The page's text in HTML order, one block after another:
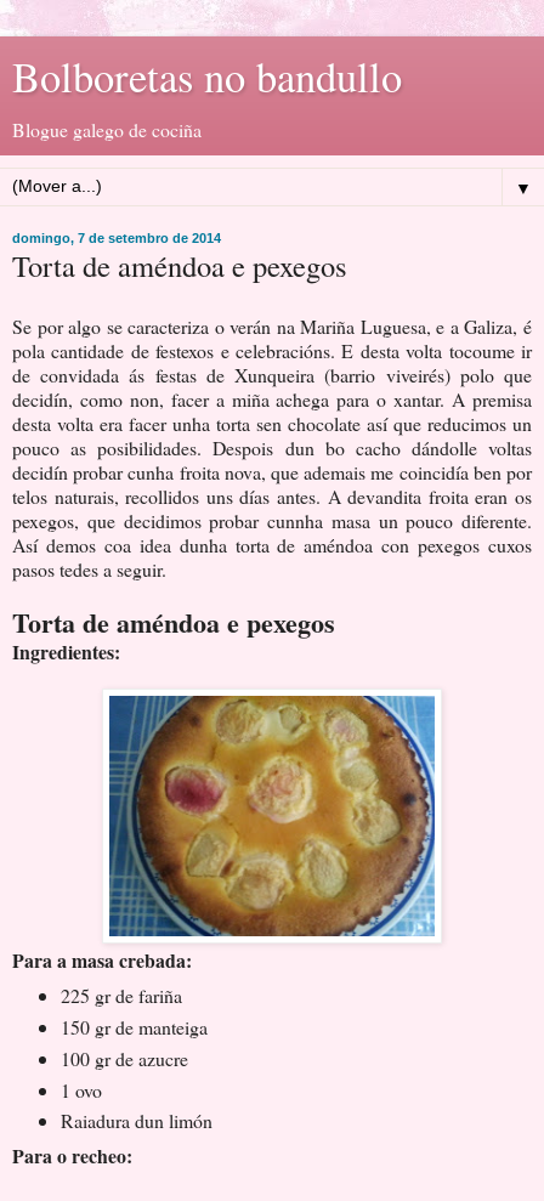
Bolboretas no bandullo
Blogue galego de cociña
▼
domingo, 7 de setembro de 2014
Torta de améndoa e pexegos
Se por algo se caracteriza o verán na Mariña Luguesa, e a Galiza, é
pola cantidade de festexos e celebracións. E desta volta tocoume ir
de convidada ás festas de Xunqueira (barrio viveirés) polo que
decidín, como non, facer a miña achega para o xantar. A premisa
desta volta era facer unha torta sen chocolate así que reducimos un
pouco as posibilidades. Despois dun bo cacho dándolle voltas
decidín probar cunha froita nova, que ademais me coincidía ben por
telos naturais, recollidos uns días antes. A devandita froita eran os
pexegos, que decidimos probar cunnha masa un pouco diferente.
Así demos coa idea dunha torta de améndoa con pexegos cuxos
pasos tedes a seguir.
Torta de améndoa e pexegos
Ingredientes:
Para a masa crebada:
225 gr de fariña
150 gr de manteiga
100 gr de azucre
1 ovo
Raiadura dun limón
Para o recheo: